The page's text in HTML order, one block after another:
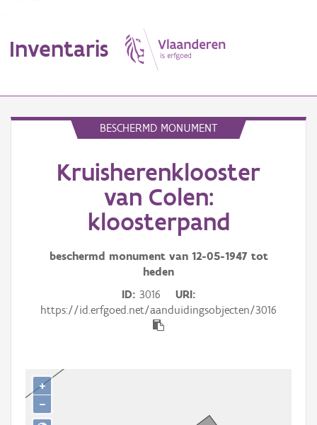
Inventaris
Erfgoedobject
Hergebruik
Aanmelden
BESCHERMD MONUMENT
Kruisherenklooster
van Colen:
kloosterpand
beschermd monument van 12-05-1947tot
heden
ID 3016
URI
https://id.erfgoed.net/aanduidingsobjecten/3016
+
−